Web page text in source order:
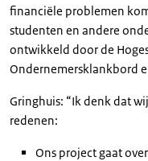
financiële problemen
studenten en andere
ontwikkeld door de
Ondernemersklankbord
Gringhuis: “Ik denk dat
redenen:
Ons project gaat